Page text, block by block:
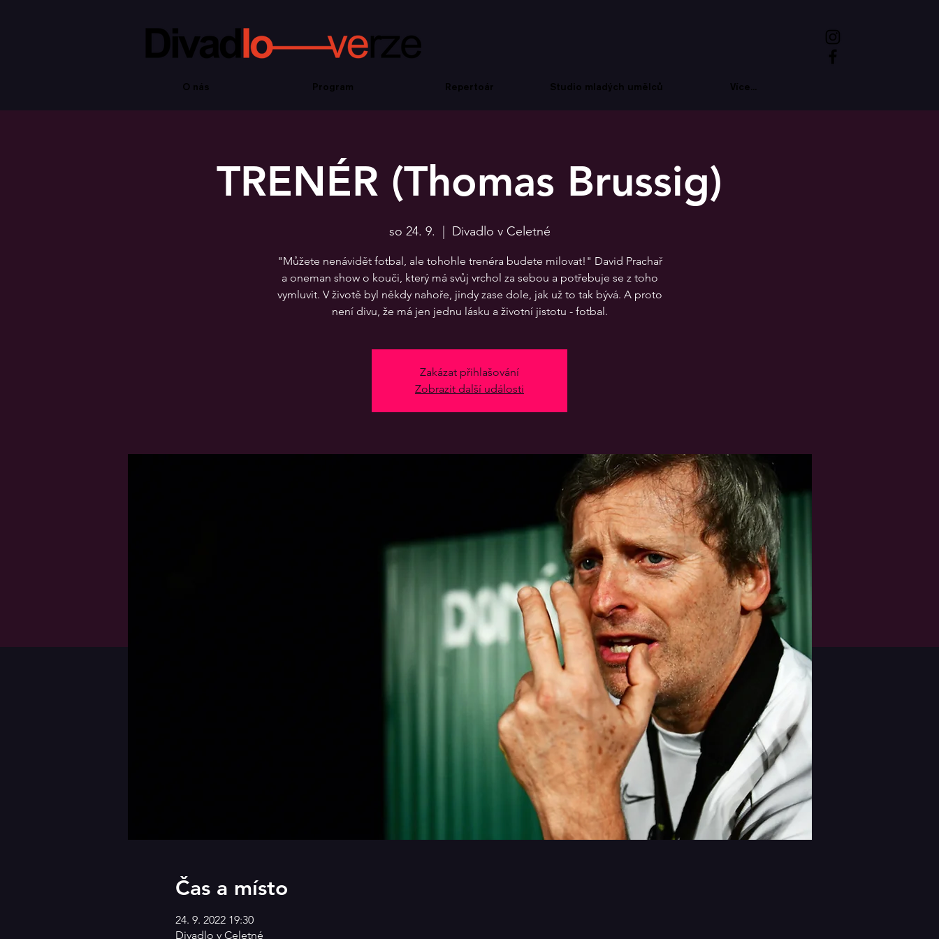
O nás Program Repertoár Studio mladých umělců Více...
TRENÉR (Thomas Brussig)
so 24. 9. Divadlo v Celetné
"Můžete nenávidět fotbal, ale tohohle trenéra budete milovat!" David Prachař
a oneman show o kouči, který má svůj vrchol za sebou a potřebuje se z toho
vymluvit. V životě byl někdy nahoře, jindy zase dole, jak už to tak bývá. A proto
není divu, že má jen jednu lásku a životní jistotu - fotbal.
Zakázat přihlašování
Zobrazit další události
Čas a místo
24. 9. 2022 19:30
Divadlo v Celetné